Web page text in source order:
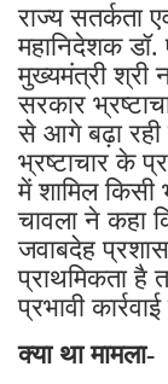
राज्य सतर्कता
महानिदेशक
मुख्यमंत्री श्री
सरकार
से आगे बढ़ा रही
भ्रष्टाचार के
में शामिल किसी
चावला ने कहा
जवाबदेह
प्राथमिकता है
प्रभावी
क्या था मामला-